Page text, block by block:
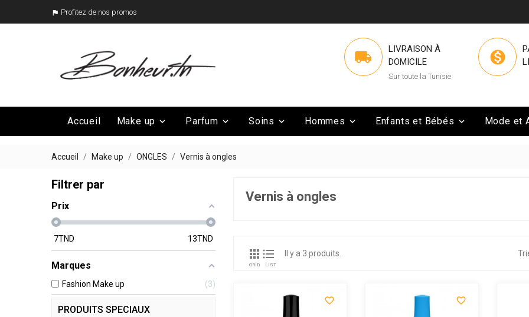
 Profitez de nos promos

LIVRAISON À
DOMICILE
Sur toute la Tunisie

Accueil 
Make up 
Parfum 
Soins 
Hommes 
Enfants et Bébés Mode et
Mega Promo 
Nos marques
Accueil Make up ONGLES Vernis à ongles
Filtrer par
Prix
7TND 13TND
Marques
Fashion Make up 3
PRODUITS SPECIAUX
Vernis à ongles

GRID

LIST
Il y a 3 produits.
 